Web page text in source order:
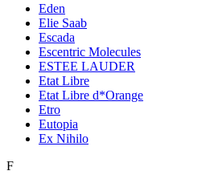
Eden
Elie Saab
Escada
Escentric Molecules
ESTEE LAUDER
Etat Libre
Etat Libre d*Orange
Etro
Eutopia
Ex Nihilo
F